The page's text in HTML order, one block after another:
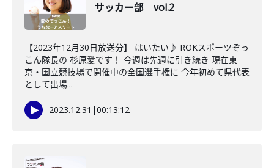
サッカー部 vol.2
【2023年12月30日放送分】 はいたい♪ ROKスポーツぞっ
こん隊長の 杉原愛です！ 今週は先週に引き続き 現在東
京・国立競技場で開催中の全国選手権に 今年初めて県代表
として出場...
2023.12.31 |00:13:12